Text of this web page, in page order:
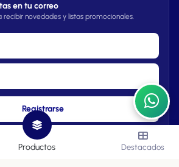
en tu correo
recibir novedades y listas promocionales.
Registrarse
Productos Destacados